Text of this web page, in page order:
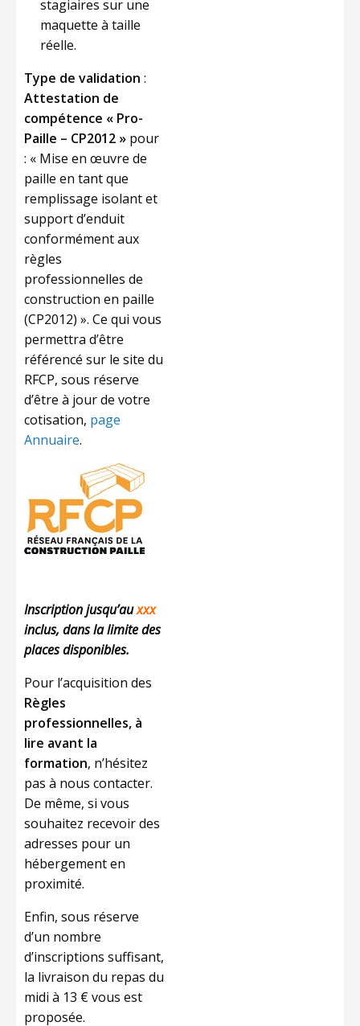
stagiaires sur une
maquette à taille
réelle.
Type de validation :
Attestation de
compétence « Pro-
Paille – CP2012 » pour
: « Mise en œuvre de
paille en tant que
remplissage isolant et
support d’enduit
conformément aux
règles
professionnelles de
construction en paille
(CP2012) ». Ce qui vous
permettra d’être
référencé sur le site du
RFCP, sous réserve
d’être à jour de votre
cotisation, page
Annuaire.
Inscription jusqu’auxxx
inclus, dans la limite des
places disponibles.
Pour l’acquisition des
Règles
professionnelles, à
lire avant la
formation, n’hésitez
pas à nous contacter.
De même, si vous
souhaitez recevoir des
adresses pour un
hébergement en
proximité.
Enfin, sous réserve
d’un nombre
d’inscriptions suffisant,
la livraison du repas du
midi à 13 € vous est
proposée.